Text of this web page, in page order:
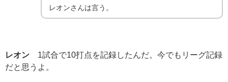
レオンさんは言う。
レオン 1試合で10打点を記録したんだ。今でもリーグ記録
だと思うよ。